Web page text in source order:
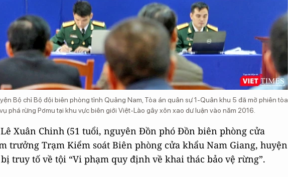
Bộ chỉ Bộ đội biên phòng tỉnh Quảng Nam, Tòa án quân sự 1-Quân khu 5 đã mở phiên tòa
phá rừng Pơmu tại khu vực biên giới Việt-Lào gây xôn xao dư luận vào năm 2016.
Xuân Chinh (51 tuổi, nguyên Đồn phó Đồn biên phòng cửa
trưởng Trạm Kiểm soát Biên phòng cửa khẩu Nam Giang, huyện
truy tố về tội “Vi phạm quy định về khai thác bảo vệ rừng”.